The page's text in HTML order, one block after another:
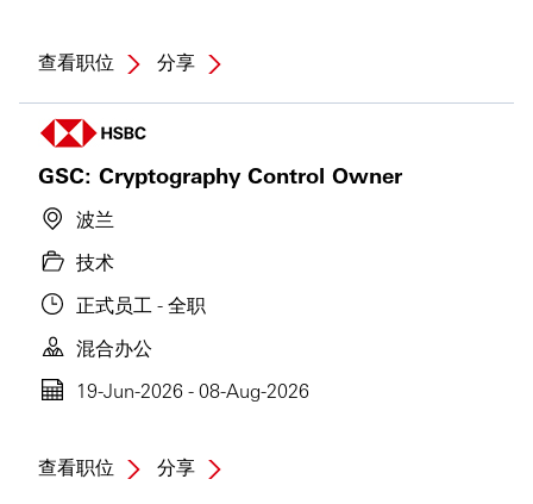
查看职位 分享
GSC: Cryptography Control Owner
波兰
技术
正式员工 - 全职
混合办公
19-Jun-2026 - 08-Aug-2026
查看职位 分享